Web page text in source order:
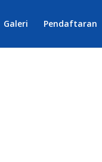
Galeri Pendaftaran